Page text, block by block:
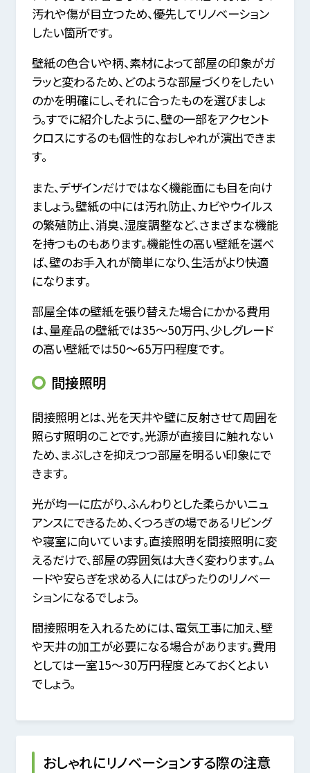
汚れや傷が目立つため、優先してリノベーション
したい箇所です。
壁紙の色合いや柄、素材によって部屋の印象がガ
ラッと変わるため、どのような部屋づくりをしたい
のかを明確にし、それに合ったものを選びましょ
う。すでに紹介したように、壁の一部をアクセント
クロスにするのも個性的なおしゃれが演出できま
す。
また、デザインだけではなく機能面にも目を向け
ましょう。壁紙の中には汚れ防止、カビやウイルス
の繁殖防止、消臭、湿度調整など、さまざまな機能
を持つものもあります。機能性の高い壁紙を選べ
ば、壁のお手入れが簡単になり、生活がより快適
になります。
部屋全体の壁紙を張り替えた場合にかかる費用
は、量産品の壁紙では35〜50万円、少しグレード
の高い壁紙では50～65万円程度です。
間接照明
間接照明とは、光を天井や壁に反射させて周囲を
照らす照明のことです。光源が直接目に触れない
ため、まぶしさを抑えつつ部屋を明るい印象にで
きます。
光が均一に広がり、ふんわりとした柔らかいニュ
アンスにできるため、くつろぎの場であるリビング
や寝室に向いています。直接照明を間接照明に変
えるだけで、部屋の雰囲気は大きく変わります。ム
ードや安らぎを求める人にはぴったりのリノベー
ションになるでしょう。
間接照明を入れるためには、電気工事に加え、壁
や天井の加工が必要になる場合があります。費用
としては一室15～30万円程度とみておくとよい
でしょう。
おしゃれにリノベーションする際の注意